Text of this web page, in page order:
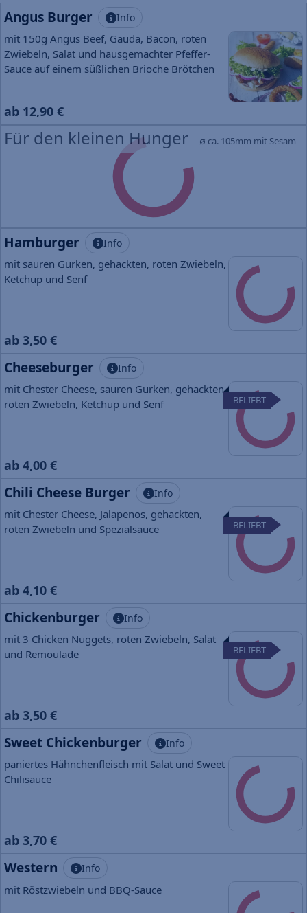
Angus Burger Info
mit 150g Angus Beef, Gauda, Bacon, roten
Zwiebeln, Salat und hausgemachter Pfeffer-
Sauce auf einem süßlichen Brioche Brötchen
ab 12,90 €
Für den kleinen Hunger ∅ ca. 105mm mit Sesam
Hamburger Info
mit sauren Gurken, gehackten, roten Zwiebeln,
Ketchup und Senf
ab 3,50 €
Cheeseburger Info
mit Chester Cheese, sauren Gurken, gehackten,
roten Zwiebeln, Ketchup und Senf
BELIEBT
ab 4,00 €
Chili Cheese Burger Info
mit Chester Cheese, Jalapenos, gehackten,
roten Zwiebeln und Spezialsauce
BELIEBT
ab 4,10 €
Chickenburger Info
mit 3 Chicken Nuggets, roten Zwiebeln, Salat
und Remoulade
BELIEBT
ab 3,50 €
Sweet Chickenburger Info
paniertes Hähnchenfleisch mit Salat und Sweet
Chilisauce
ab 3,70 €
Western Info
mit Röstzwiebeln und BBQ-Sauce